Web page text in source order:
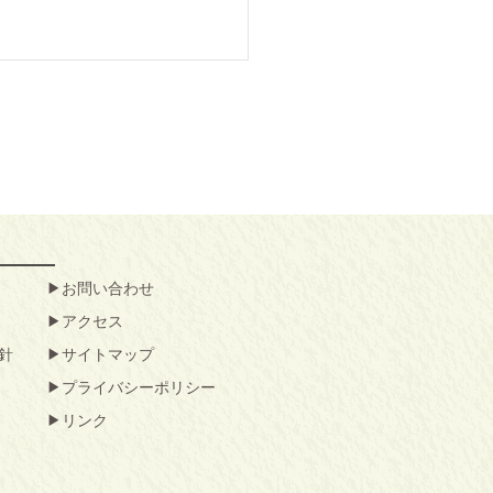
お問い合わせ
アクセス
サイトマップ
プライバシーポリシー
リンク